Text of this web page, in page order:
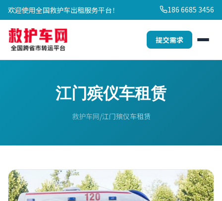
欢迎使用全国救护车出租服务平台！ 186 6685 3456
提交需求
江门殡仪车租赁
救护车网 江门殡仪车租赁